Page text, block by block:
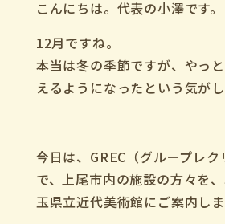
こんにちは。代表の小澤です。
12月ですね。
本当は冬の季節ですが、やっ
えるようになったという気がし
今日は、GREC（グループレク
で、上尾市内の施設の方々を
玉県立近代美術館にご案内しま